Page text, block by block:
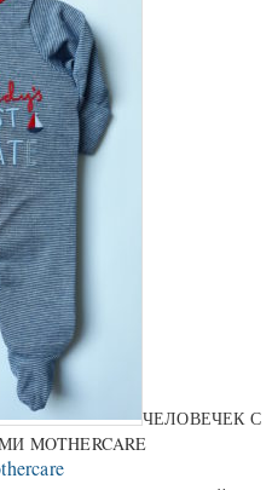
ЧЕЛОВЕЧЕК С
MOTHERCARE